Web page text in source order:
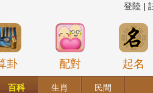
登陸 |
卦 配對 起名
百科 生肖 民間